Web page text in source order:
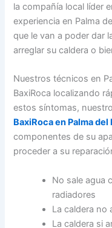
la compañía local líder
experiencia en Palma
que le van a poder dar
arreglar su caldera o
Nuestros técnicos en
BaxiRoca localizando
estos síntomas,
BaxiRoca en Palma del
componentes de su
proceder a su
No sale agua
radiadores
La caldera no
La caldera si